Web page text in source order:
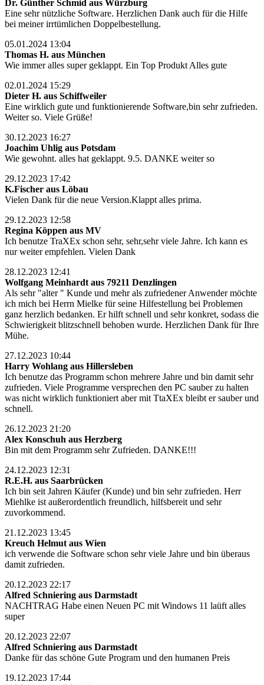
Dr. Günther Schmid aus Würzburg
Eine sehr nützliche Software. Herzlichen Dank auch für die Hilfe
bei meiner irrtümlichen Doppelbestellung.
05.01.2024 13:04
Thomas H. aus München
Wie immer alles super geklappt. Ein Top Produkt Alles gute
02.01.2024 15:29
Dieter H. aus Schiffweiler
Eine wirklich gute und funktionierende Software,bin sehr zufrieden.
Weiter so. Viele Grüße!
30.12.2023 16:27
Joachim Uhlig aus Potsdam
Wie gewohnt. alles hat geklappt. 9.5. DANKE weiter so
29.12.2023 17:42
K.Fischer aus Löbau
Vielen Dank für die neue Version.Klappt alles prima.
29.12.2023 12:58
Regina Köppen aus MV
Ich benutze TraXEx schon sehr, sehr,sehr viele Jahre. Ich kann es
nur weiter empfehlen. Vielen Dank
28.12.2023 12:41
Wolfgang Meinhardt aus 79211 Denzlingen
Als sehr "alter " Kunde und mehr als zufriedener Anwender möchte
ich mich bei Herrn Mielke für seine Hilfestellung bei Problemen
ganz herzlich bedanken. Er hilft schnell und sehr konkret, sodass die
Schwierigkeit blitzschnell behoben wurde. Herzlichen Dank für Ihre
Mühe.
27.12.2023 10:44
Harry Wohlang aus Hillersleben
Ich benutze das Programm schon mehrere Jahre und bin damit sehr
zufrieden. Viele Programme versprechen den PC sauber zu halten
was nicht wirklich funktioniert aber mit TtaXEx bleibt er sauber und
schnell.
26.12.2023 21:20
Alex Konschuh aus Herzberg
Bin mit dem Programm sehr Zufrieden. DANKE!!!
24.12.2023 12:31
R.E.H. aus Saarbrücken
Ich bin seit Jahren Käufer (Kunde) und bin sehr zufrieden. Herr
Miehlke ist außerordentlich freundlich, hilfsbereit und sehr
zuvorkommend.
21.12.2023 13:45
Kreuch Helmut aus Wien
ich verwende die Software schon sehr viele Jahre und bin überaus
damit zufrieden.
20.12.2023 22:17
Alfred Schniering aus Darmstadt
NACHTRAG Habe einen Neuen PC mit Windows 11 laüft alles
super
20.12.2023 22:07
Alfred Schniering aus Darmstadt
Danke für das schöne Gute Program und den humanen Preis
19.12.2023 17:44